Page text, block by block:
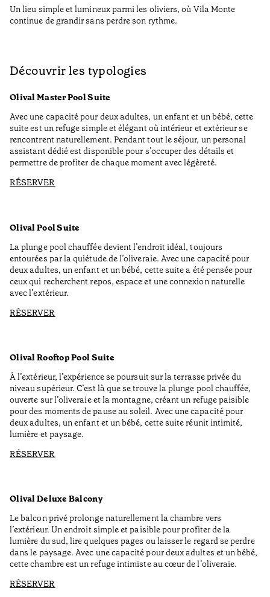
Un lieu simple et lumineux parmi les oliviers, où Vila Monte
continue de grandir sans perdre son rythme.
Découvrir les typologies
Olival Master Pool Suite
Avec une capacité pour deux adultes, un enfant et un bébé, cette
suite est un refuge simple et élégant où intérieur et extérieur se
rencontrent naturellement. Pendant tout le séjour, un personal
assistant dédié est disponible pour s’occuper des détails et
permettre de profiter de chaque moment avec légèreté.
RÉSERVER
Olival Pool Suite
La plunge pool chauffée devient l’endroit idéal, toujours
entourées par la quiétude de l’oliveraie. Avec une capacité pour
deux adultes, un enfant et un bébé, cette suite a été pensée pour
ceux qui recherchent repos, espace et une connexion naturelle
avec l’extérieur.
RÉSERVER
Olival Rooftop Pool Suite
À l’extérieur, l’expérience se poursuit sur la terrasse privée du
niveau supérieur. C’est là que se trouve la plunge pool chauffée,
ouverte sur l’oliveraie et la montagne, créant un refuge paisible
pour des moments de pause au soleil. Avec une capacité pour
deux adultes, un enfant et un bébé, cette suite réunit intimité,
lumière et paysage.
RÉSERVER
Olival Deluxe Balcony
Le balcon privé prolonge naturellement la chambre vers
l’extérieur. Un endroit simple et paisible pour profiter de la
lumière du sud, lire quelques pages ou laisser le regard se perdre
dans le paysage. Avec une capacité pour deux adultes et un bébé,
cette chambre est un refuge intimiste au cœur de l’oliveraie.
RÉSERVER